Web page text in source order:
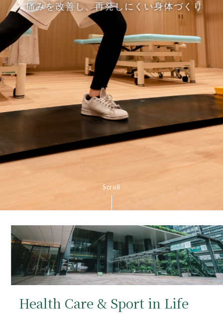
痛みを改善し、再発しにくい身体づくり
Scroll
Health Care & Sport in Life